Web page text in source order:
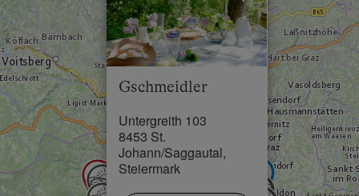
Restaurant in 2.5 km
See / Teich in 3.5 km
Gschmeidler
Untergreith 103
8453 St.
Johann/Saggautal,
Steiermark